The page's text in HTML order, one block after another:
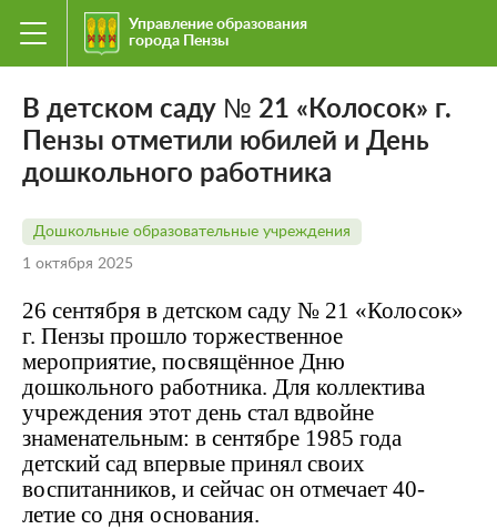
Управление образования
города Пензы
В детском саду № 21 «Колосок» г.
Пензы отметили юбилей и День
дошкольного работника
Дошкольные образовательные учреждения
1 октября 2025
26 сентября в детском саду № 21 «Колосок»
г. Пензы прошло торжественное
мероприятие, посвящённое Дню
дошкольного работника. Для коллектива
учреждения этот день стал вдвойне
знаменательным: в сентябре 1985 года
детский сад впервые принял своих
воспитанников, и сейчас он отмечает 40-
летие со дня основания.